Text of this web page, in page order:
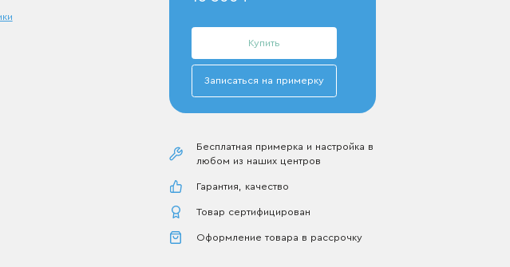
Купить
Записаться на примерку
Бесплатная примерка и настройка в
любом из наших центров
Гарантия, качество
Товар сертифицирован
Оформление товара в рассрочку